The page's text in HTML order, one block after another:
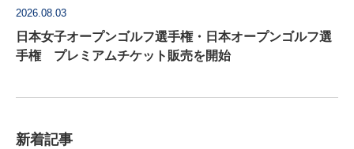
2026.08.03
日本女子オープンゴルフ選手権・日本オープンゴルフ選
手権 プレミアムチケット販売を開始
新着記事